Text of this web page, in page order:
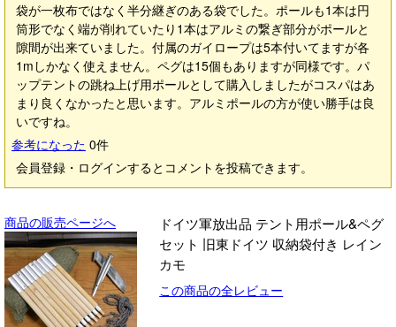
袋が一枚布ではなく半分継ぎのある袋でした。ポールも1本は円
筒形でなく端が削れていたり1本はアルミの繋ぎ部分がポールと
隙間が出来ていました。付属のガイロープは5本付いてますが各
1mしかなく使えません。ペグは15個もありますが同様です。パ
ップテントの跳ね上げ用ポールとして購入しましたがコスパはあ
まり良くなかったと思います。アルミポールの方が使い勝手は良
いですね。
参考になった 0件
会員登録・ログインするとコメントを投稿できます。
商品の販売ページへ
ドイツ軍放出品 テント用ポール&ペグ
セット 旧東ドイツ 収納袋付き レイン
カモ
この商品の全レビュー